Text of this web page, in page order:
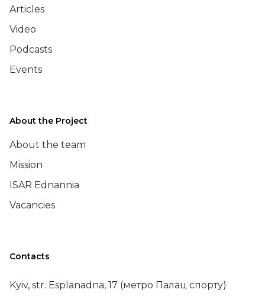
Articles
Video
Podcasts
Events
About the Project
About the team
Mission
ISAR Ednannia
Vacancies
Contacts
Kyiv, str. Esplanadna, 17 (метро Палац спорту)